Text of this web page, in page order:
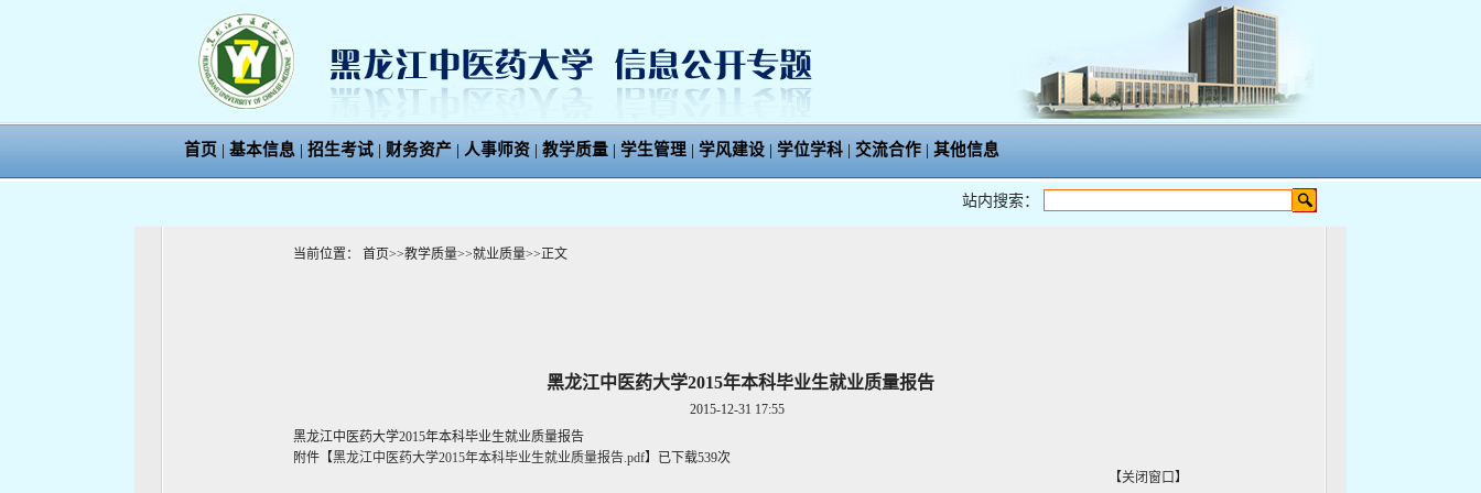
首页 | 基本信息 | 招生考试 | 财务资产 | 人事师资 | 教学质量 | 学生管理 | 学风建设 | 学位学科 | 交流合作 | 其他信息
站内搜索：
当前位置： 首页>>教学质量>>就业质量>>正文
黑龙江中医药大学2015年本科毕业生就业质量报告
2015-12-31 17:55
黑龙江中医药大学2015年本科毕业生就业质量报告
附件【黑龙江中医药大学2015年本科毕业生就业质量报告.pdf】 已下载539次
【关闭窗口】